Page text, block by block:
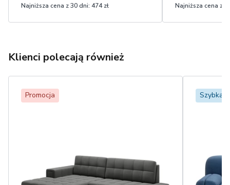
Najniższa cena z 30 dni: 474 zł Najniższa cena z
Klienci polecają również
Promocja Szybka